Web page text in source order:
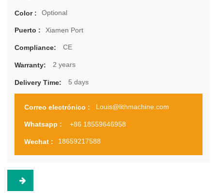
Color : Optional
Puerto : Xiamen Port
Compliance: CE
Warranty: 2 years
Delivery Time: 5 days
Correo electrónico : Louis@lithmachine.com
Whatsapp : +86 18559646958
Wechat : 18659217588